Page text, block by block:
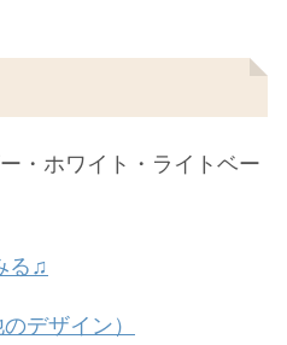
・ホワイト・ライトベー
る♫
デザイン）